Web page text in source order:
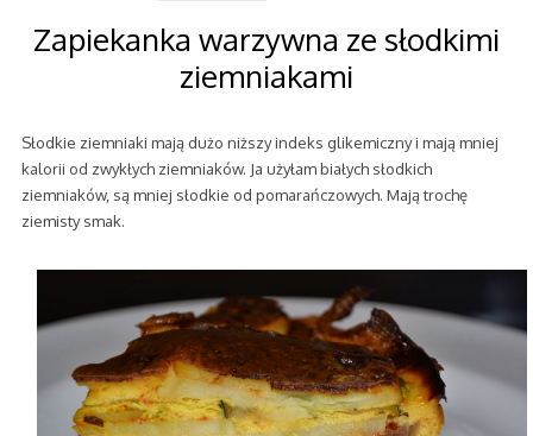
Zapiekanka warzywna ze słodkimi
ziemniakami
Słodkie ziemniaki mają dużo niższy indeks glikemiczny i mają mniej
kalorii od zwykłych ziemniaków. Ja użyłam białych słodkich
ziemniaków, są mniej słodkie od pomarańczowych. Mają trochę
ziemisty smak.